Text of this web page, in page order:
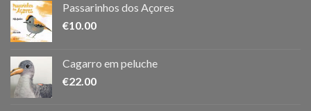
Passarinhos dos Açores
€10.00
Cagarro em peluche
€22.00